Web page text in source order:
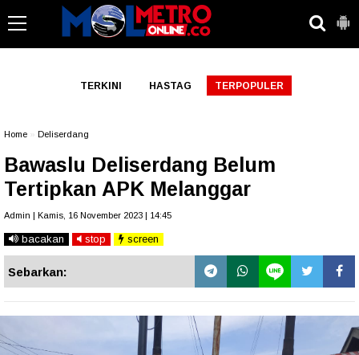
TERKINI HASTAG TERPOPULER
Home Deliserdang
Bawaslu Deliserdang Belum
Tertipkan APK Melanggar
Admin | Kamis, 16 November 2023 | 14:45
bacakan stop screen
Sebarkan: